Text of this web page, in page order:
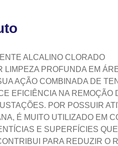
ALCALINO CLORADO
LIMPEZA PROFUNDA EM
AÇÃO COMBINADA DE
EFICIÊNCIA NA REMOÇÃO
POR POSSUIR
É MUITO UTILIZADO EM
E SUPERFÍCIES
PARA REDUZIR O